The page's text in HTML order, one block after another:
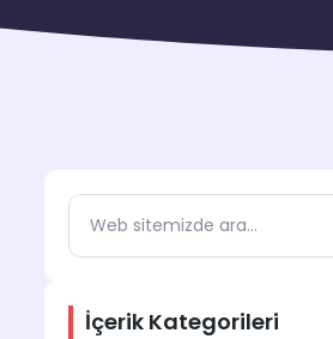
İçerik Kategorileri